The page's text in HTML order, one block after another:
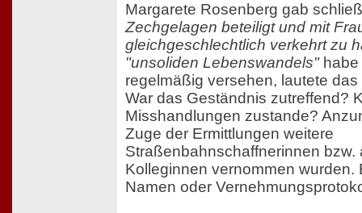
Margarete Rosenberg gab
Zechgelagen beteiligt und mit
gleichgeschlechtlich verkehrt zu
"unsoliden Lebenswandels"habe
regelmäßig versehen, lautete
War das Geständnis zutreffend?
Misshandlungen zustande?
Zuge der Ermittlungen weitere
Straßenbahnschaffnerinnen
Kolleginnen vernommen wurden.
Namen oder